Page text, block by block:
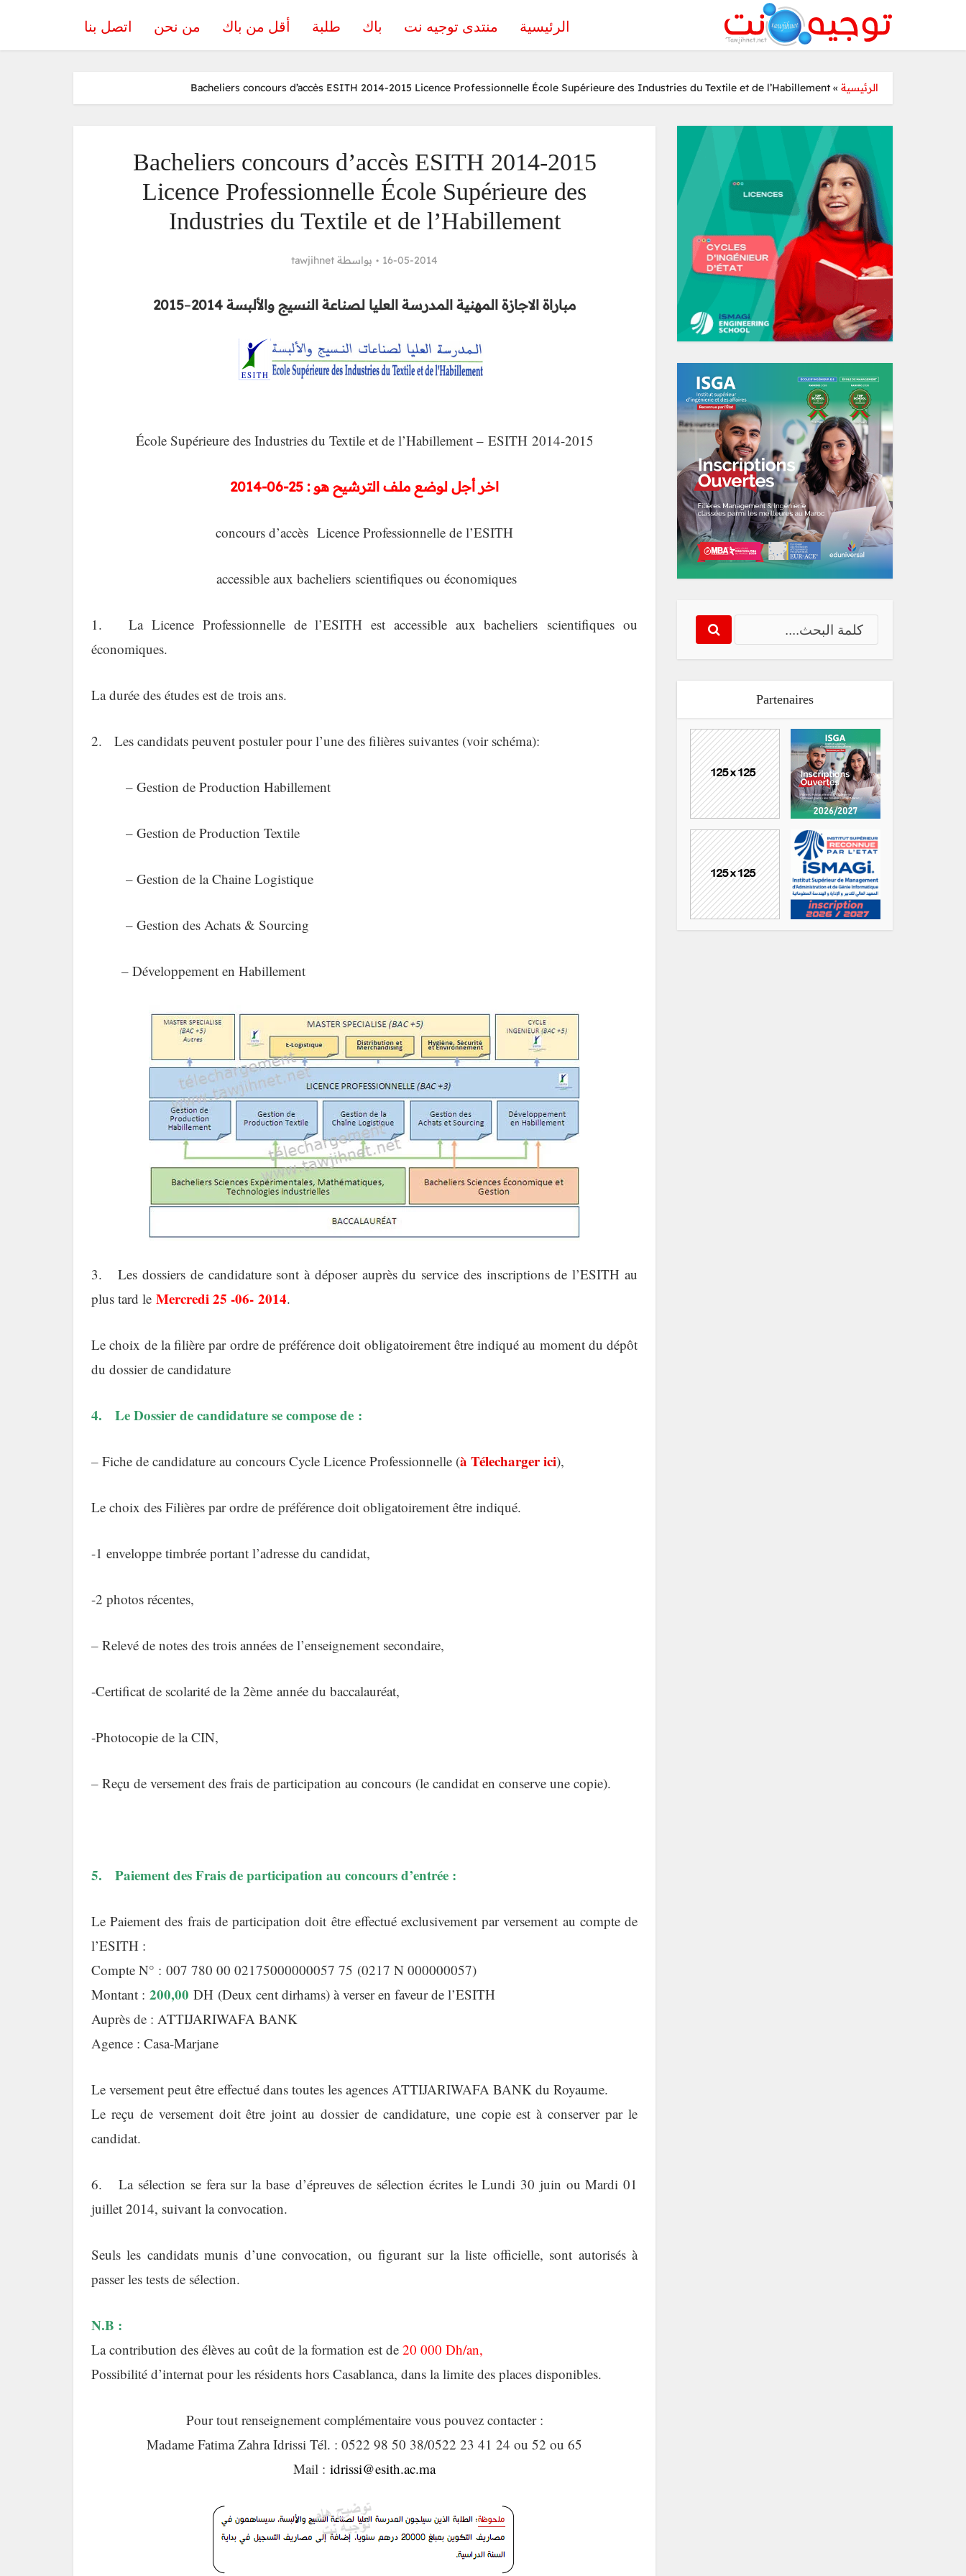
الرئيسية منتدى توجيه نت باك طلبة أقل من باك من نحن اتصل بنا
الرئيسية »
Bacheliers concours d’accès ESITH 2014-2015 Licence Professionnelle École Supérieure des Industries du Textile et de l’Habillement
Bacheliers concours d’accès ESITH 2014-2015
Licence Professionnelle École Supérieure des
Industries du Textile et de l’Habillement
16-05-2014 بواسطة tawjihnet
مباراة الاجازة المهنية المدرسة العليا لصناعة النسيج والألبسة 2014 –
2015
École Supérieure des Industries du Textile et de l’Habillement – ESITH 2014-2015
اخر أجل لوضع ملف الترشيح هو : 25-06-2014
concours d’accès Licence Professionnelle de l’ESITH
accessible aux bacheliers scientifiques ou économiques
1. La Licence Professionnelle de l’ESITH est accessible aux bacheliers scientifiques ou
économiques.
La durée des études est de trois ans.
2. Les candidats peuvent postuler pour l’une des filières suivantes (voir schéma):
– Gestion de Production Habillement
– Gestion de Production Textile
– Gestion de la Chaine Logistique
– Gestion des Achats & Sourcing
– Développement en Habillement
3. Les dossiers de candidature sont à déposer auprès du service des inscriptions de l’ESITH au
plus tard le Mercredi 25 -06- 2014.
Le choix de la filière par ordre de préférence doit obligatoirement être indiqué au moment du dépôt
du dossier de candidature
4. Le Dossier de candidature se compose de :
– Fiche de candidature au concours Cycle Licence Professionnelle (à Télecharger ici),
Le choix des Filières par ordre de préférence doit obligatoirement être indiqué.
-1 enveloppe timbrée portant l’adresse du candidat,
-2 photos récentes,
– Relevé de notes des trois années de l’enseignement secondaire,
-Certificat de scolarité de la 2ème année du baccalauréat,
-Photocopie de la CIN,
– Reçu de versement des frais de participation au concours (le candidat en conserve une copie).
5. Paiement des Frais de participation au concours d’entrée :
Le Paiement des frais de participation doit être effectué exclusivement par versement au compte de
l’ESITH :
Compte N° : 007 780 00 02175000000057 75 (0217 N 000000057)
Montant : 200,00 DH (Deux cent dirhams) à verser en faveur de l’ESITH
Auprès de : ATTIJARIWAFA BANK
Agence : Casa-Marjane
Le versement peut être effectué dans toutes les agences ATTIJARIWAFA BANK du Royaume.
Le reçu de versement doit être joint au dossier de candidature, une copie est à conserver par le
candidat.
6. La sélection se fera sur la base d’épreuves de sélection écrites le Lundi 30 juin ou Mardi 01
juillet 2014, suivant la convocation.
Seuls les candidats munis d’une convocation, ou figurant sur la liste officielle, sont autorisés à
passer les tests de sélection.
N.B :
La contribution des élèves au coût de la formation est de 20 000 Dh/an,
Possibilité d’internat pour les résidents hors Casablanca, dans la limite des places disponibles.
Pour tout renseignement complémentaire vous pouvez contacter :
Madame Fatima Zahra Idrissi Tél. : 0522 98 50 38/0522 23 41 24 ou 52 ou 65
Mail : idrissi@esith.ac.ma
Partenaires